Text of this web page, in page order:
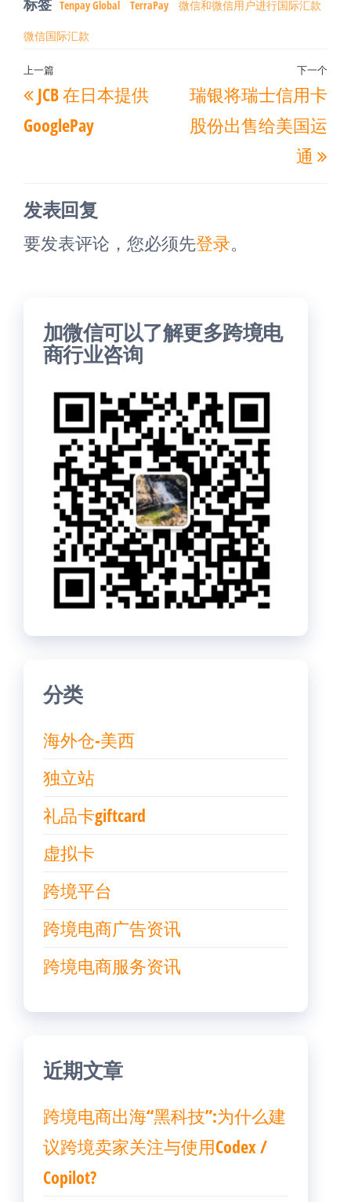
标签 Tenpay Global TerraPay 微信和微信用户进行国际汇款
微信国际汇款
文
章
导
上
一
篇
章
上一篇
JCB 在日本提供
GooglePay
下
下一个
瑞银将瑞士信用卡
股份出售给美国运
通
发表回复
要发表评论，您必须先登录。
加微信可以了解更多跨境电
商行业咨询
分类
海外仓-美西
独立站
礼品卡giftcard
虚拟卡
跨境平台
跨境电商广告资讯
跨境电商服务资讯
近期文章
跨境电商出海“黑科技”:为什么建
议跨境卖家关注与使用Codex /
Copilot?